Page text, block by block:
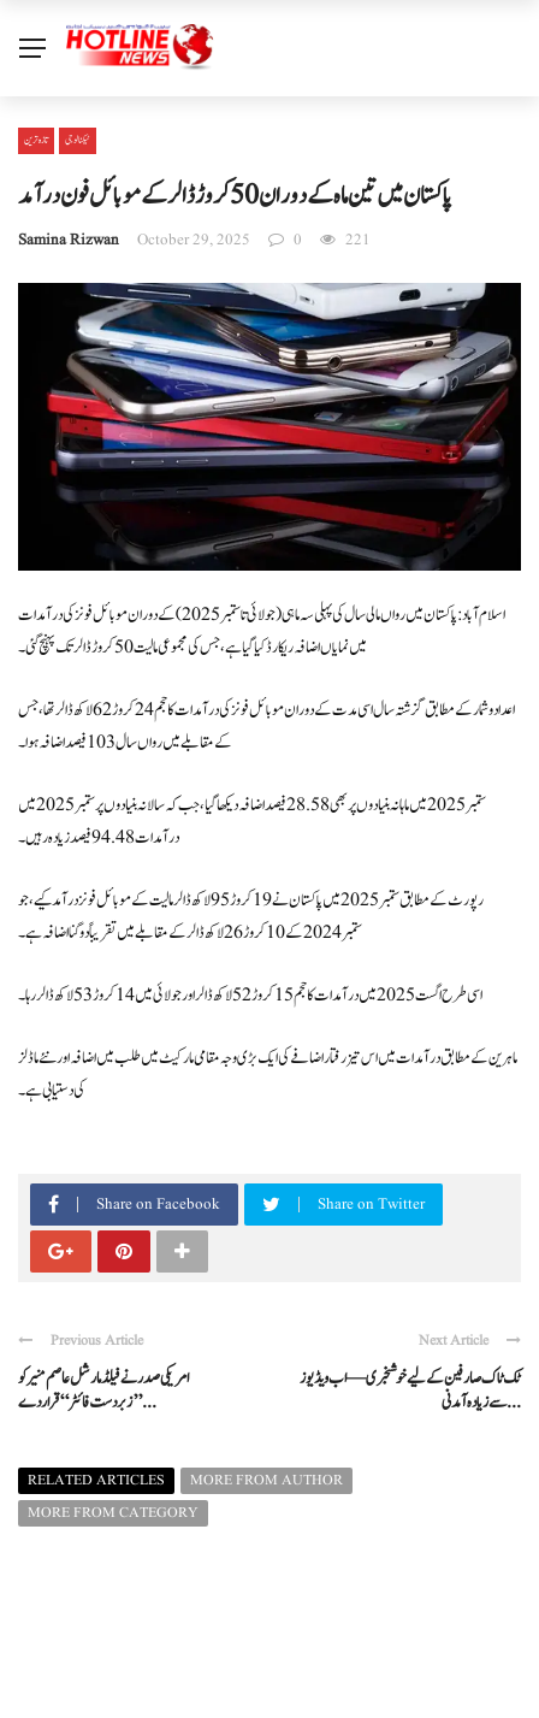
تازہ ترین ٹیکنالوجی
پاکستان میں تین ماہ کے دوران 50 کروڑ ڈالر کے موبائل فون درآمد
Samina Rizwan October 29, 2025 0 221
اسلام آباد: پاکستان میں رواں مالی سال کی پہلی سہ ماہی (جولائی تا ستمبر 2025) کے دوران موبائل فونز کی درآمدات
میں نمایاں اضافہ ریکارڈ کیا گیا ہے، جس کی مجموعی مالیت 50 کروڑ ڈالر تک پہنچ گئی۔
اعداد و شمار کے مطابق گزشتہ سال اسی مدت کے دوران موبائل فونز کی درآمدات کا حجم 24 کروڑ 62 لاکھ ڈالر تھا، جس
کے مقابلے میں رواں سال 103 فیصد اضافہ ہوا۔
ستمبر 2025 میں ماہانہ بنیادوں پر بھی 28.58 فیصد اضافہ دیکھا گیا، جب کہ سالانہ بنیادوں پر ستمبر 2025 میں
درآمدات 94.48 فیصد زیادہ رہیں۔
رپورٹ کے مطابق ستمبر 2025 میں پاکستان نے 19 کروڑ 95 لاکھ ڈالر مالیت کے موبائل فونز درآمد کیے، جو
ستمبر 2024 کے 10 کروڑ 26 لاکھ ڈالر کے مقابلے میں تقریباً دوگنا اضافہ ہے۔
اسی طرح اگست 2025 میں درآمدات کا حجم 15 کروڑ 52 لاکھ ڈالر اور جولائی میں 14 کروڑ 53 لاکھ ڈالر رہا۔
ماہرین کے مطابق درآمدات میں اس تیز رفتار اضافے کی ایک بڑی وجہ مقامی مارکیٹ میں طلب میں اضافہ اور نئے ماڈلز
کی دستیابی ہے۔
Share on Facebook Share on Twitter
Previous Article
امریکی صدر نے فیلڈ مارشل عاصم منیر کو
’’زبردست فائٹر‘‘ قرار دے ...
Next Article
ٹک ٹاک صارفین کے لیے خوشخبری — اب ویڈیوز
سے زیادہ آمدنی ...
RELATED ARTICLES
MORE FROM AUTHOR
MORE FROM CATEGORY